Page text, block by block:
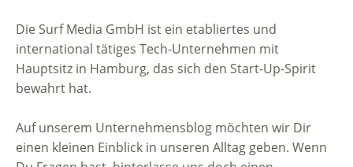
Die Surf Media GmbH ist ein etabliertes und
international tätiges Tech-Unternehmen mit
Hauptsitz in Hamburg, das sich den Start-Up-Spirit
bewahrt hat.
Auf unserem Unternehmensblog möchten wir Dir
einen kleinen Einblick in unseren Alltag geben. Wenn